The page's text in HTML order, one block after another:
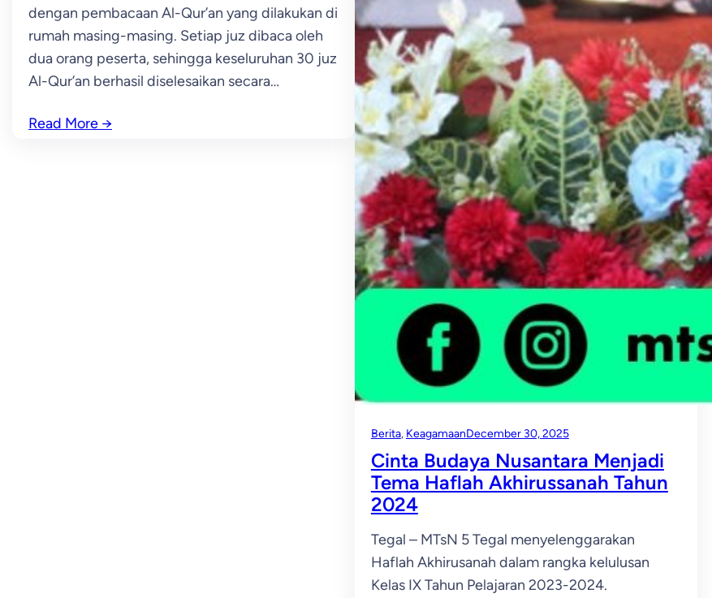
dengan pembacaan Al-Qur’an yang dilakukan di
rumah masing-masing. Setiap juz dibaca oleh
dua orang peserta, sehingga keseluruhan 30 juz
Al-Qur’an berhasil diselesaikan secara…
Read More →
Berita, KeagamaanDecember 30, 2025
Cinta Budaya Nusantara Menjadi
Tema Haflah Akhirussanah Tahun
2024
Tegal – MTsN 5 Tegal menyelenggarakan
Haflah Akhirusanah dalam rangka kelulusan
Kelas IX Tahun Pelajaran 2023-2024.